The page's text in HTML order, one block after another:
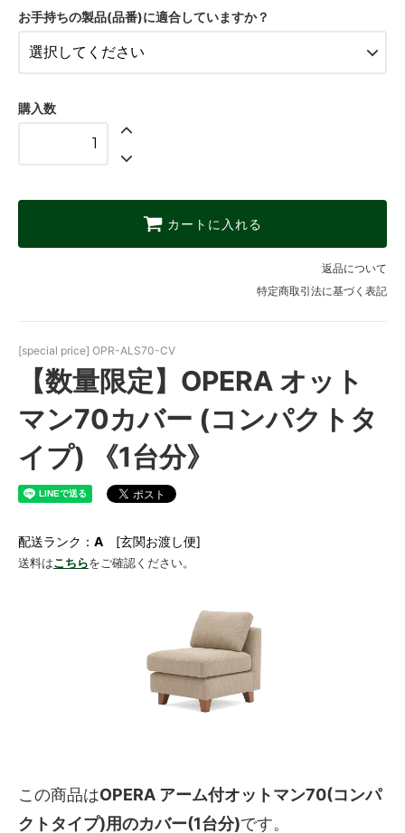
お手持ちの製品(品番)に適合していますか？
購入数
カートに入れる
返品について
特定商取引法に基づく表記
[special price] OPR-ALS70-CV
【数量限定】OPERA オット
マン70カバー (コンパクトタ
イプ) 《1台分》
配送ランク： A [玄関お渡し便]
送料はこちらをご確認ください。
この商品はOPERA アーム付オットマン70(コンパ
クトタイプ)用のカバー(1台分)です。